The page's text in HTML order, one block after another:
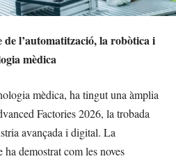
l’automatització, la robòtica i
mèdica
mèdica, ha tingut una àmplia
Factories 2026, la trobada
avançada i digital. La
demostrat com les noves